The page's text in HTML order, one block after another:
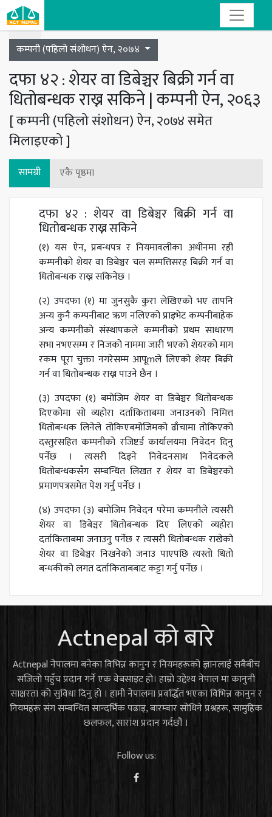
Toggle navigation
कम्पनी (पहिलो संशोधन) ऐन, २०७४
दफा ४२ : शेयर वा डिबेञ्चर बिक्री गर्न वा
धितोबन्धक राख्न सकिने | कम्पनी ऐन, २०६३
[ कम्पनी (पहिलो संशोधन) ऐन, २०७४ समेत
मिलाइएको ]
सामग्री एकै पृष्ठमा
दफा ४२ : शेयर वा डिबेञ्चर बिक्री गर्न वा
धितोबन्धक राख्न सकिने
(१) यस ऐन, प्रबन्धपत्र र नियमावलीका अधीनमा रही
कम्पनीको शेयर वा डिबेञ्चर चल सम्पत्तिसरह बिक्री गर्न वा
धितोबन्धक राख्न सकिनेछ ।
(२) उपदफा (१) मा जुनसुकै कुरा लेखिएको भए तापनि
अन्य कुनै कम्पनीबाट ऋण नलिएको प्राइभेट कम्पनीबाहेक
अन्य कम्पनीको संस्थापकले कम्पनीको प्रथम साधारण
सभा नभएसम्म र निजको नाममा जारी भएको शेयरको माग
रकम पूरा चुक्ता नगरेसम्म आपूmले लिएको शेयर बिक्री
गर्न वा धितोबन्धक राख्न पाउने छैन ।
(३) उपदफा (१) बमोजिम शेयर वा डिबेञ्चर धितोबन्धक
दिएकोमा सो व्यहोरा दर्ताकिताबमा जनाउनको निमित्त
धितोबन्धक लिनेले तोकिएबमोजिमको ढाँचामा तोकिएको
दस्तुरसहित कम्पनीको रजिष्टर्ड कार्यालयमा निवेदन दिनु
पर्नेछ । त्यसरी दिइने निवेदनसाथ निवेदकले
धितोबन्धकसँग सम्बन्धित लिखत र शेयर वा डिबेञ्चरको
प्रमाणपत्रसमेत पेश गर्नु पर्नेछ ।
(४) उपदफा (३) बमोजिम निवेदन परेमा कम्पनीले त्यसरी
शेयर वा डिबेञ्चर धितोबन्धक दिए लिएको व्यहोरा
दर्ताकिताबमा जनाउनु पर्नेछ र त्यसरी धितोबन्धक राखेको
शेयर वा डिबेञ्चर निखनेको जनाउ पाएपछि त्यस्तो धितो
बन्धकीको लगत दर्ताकिताबबाट कट्टा गर्नु पर्नेछ ।
Actnepal को बारे
Actnepal नेपालमा बनेका विभिन्न कानुन र नियमहरूको ज्ञानलाई सबैबीच
सजिलो पहुँच प्रदान गर्ने एक वेबसाइट हो। हाम्रो उद्देश्य नेपाल मा कानुनी
साक्षरता को सुविधा दिनु हो । हामी नेपालमा प्रवर्द्धित भएका विभिन्न कानुन र
नियमहरू संग सम्बन्धित सान्दर्भिक पढाइ, बारम्बार सोधिने प्रश्नहरू, सामुहिक
छलफल, सारांश प्रदान गर्दछौं ।
Follow us: